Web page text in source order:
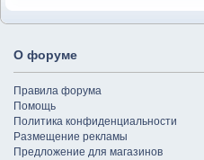
О форуме
Правила форума
Помощь
Политика конфиденциальности
Размещение рекламы
Предложение для магазинов